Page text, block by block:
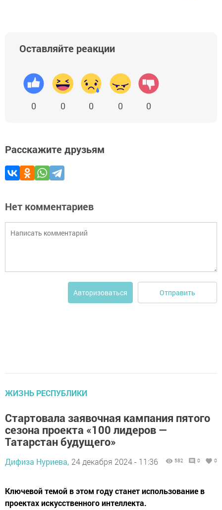
Оставляйте реакции
0 0 0 0 0
Расскажите друзьям
Нет комментариев
Авторизоваться Отправить
ЖИЗНЬ РЕСПУБЛИКИ
Стартовала заявочная кампания пятого
сезона проекта «100 лидеров —
Татарстан будущего»
Дифиза Нуриева, 24 декабря 2024 - 11:36 582 0 0
Ключевой темой в этом году станет использование в
проектах искусственного интеллекта.